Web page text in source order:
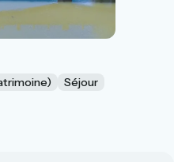
Séjour